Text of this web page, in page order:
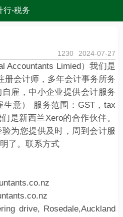
行-税务
1230 2024-07-27
Accountants Limied）我们是
册会计师，多年会计事务所务
雇，中小企业提供会计服务
生意） 服务范围：GST，tax
是新西兰Xero的合作伙伴。
为您提供及时，周到会计服
了。联系方式
drive, Rosedale,Auckland